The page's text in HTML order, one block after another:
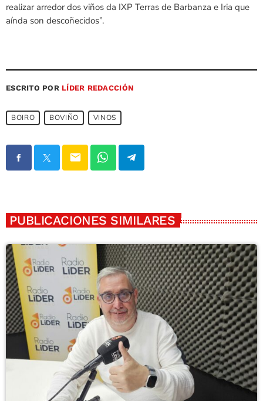
realizar arredor dos viños da IXP Terras de Barbanza e Iria que
aínda son descoñecidos”.
ESCRITO POR LÍDER REDACCIÓN
BOIRO BOVIÑO VINOS
email
PUBLICACIONES SIMILARES